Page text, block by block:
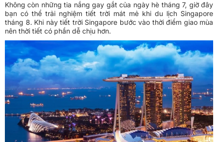
Không còn những tia nắng gay gắt của ngày hè tháng 7, giờ đây
bạn có thể trải nghiệm tiết trời mát mẻ khi du lịch Singapore
tháng 8. Khi này tiết trời Singapore bước vào thời điểm giao mùa
nên thời tiết có phần dễ chịu hơn.